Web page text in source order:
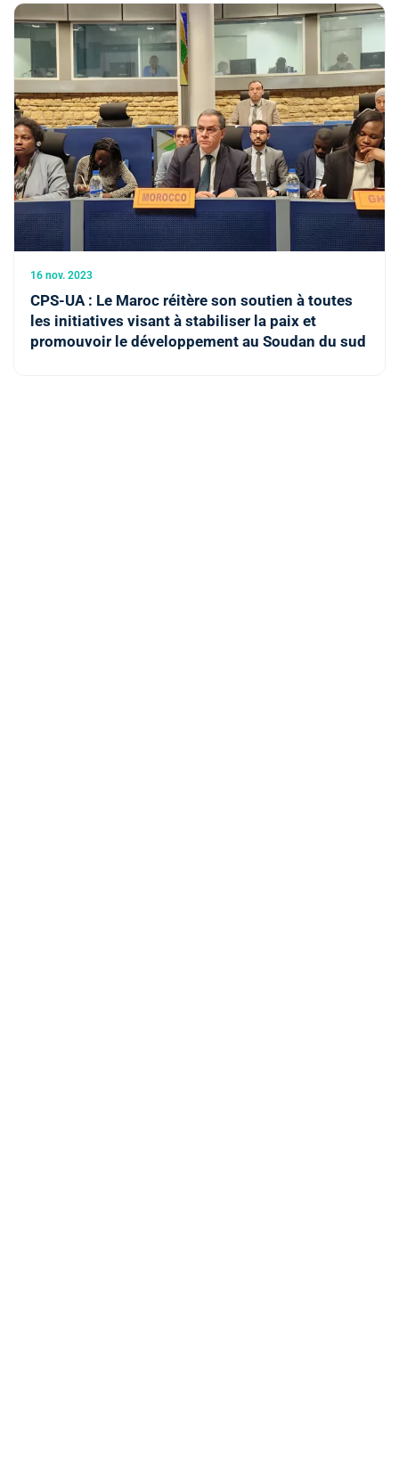
16 nov. 2023
CPS-UA : Le Maroc réitère son soutien à toutes
les initiatives visant à stabiliser la paix et
promouvoir le développement au Soudan du sud